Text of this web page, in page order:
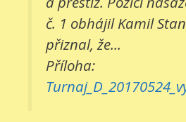
č. 1 obhájil Kamil
přiznal, že...
Příloha: